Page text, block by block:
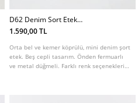
D62 Denim Sort Etek
L01283422
1.590,00 TL
Orta bel ve kemer köprülü, mini denim şort
etek. Beş cepli tasarım. Önden fermuarlı
ve metal düğmeli. Farklı renk seçenekleri